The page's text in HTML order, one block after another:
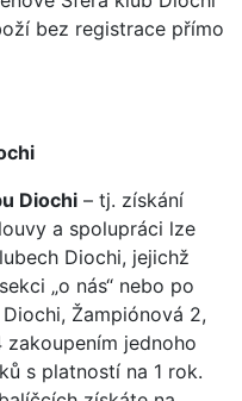
bez registrace přímo
Diochi – tj. získání
a spolupráci lze
Diochi, jejichž
„o nás“ nebo po
Žampiónová 2,
zakoupením jednoho
s platností na 1 rok.